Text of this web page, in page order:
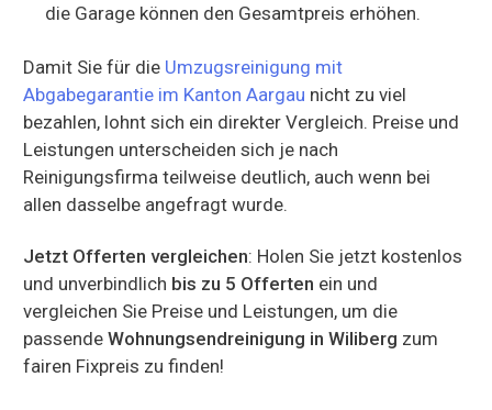
die Garage können den Gesamtpreis erhöhen.
Damit Sie für die Umzugsreinigung mit
Abgabegarantie im Kanton Aargau nicht zu viel
bezahlen, lohnt sich ein direkter Vergleich. Preise und
Leistungen unterscheiden sich je nach
Reinigungsfirma teilweise deutlich, auch wenn bei
allen dasselbe angefragt wurde.
Jetzt Offerten vergleichen: Holen Sie jetzt kostenlos
und unverbindlich bis zu 5 Offerten ein und
vergleichen Sie Preise und Leistungen, um die
passende Wohnungsendreinigung in Wiliberg zum
fairen Fixpreis zu finden!